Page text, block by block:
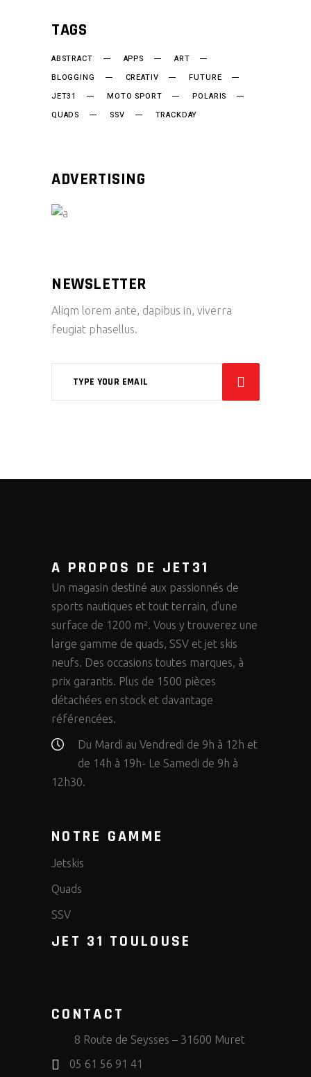
TAGS
ABSTRACT APPS
ART
BLOGGING
CREATIV
FUTURE
JET31
MOTO SPORT
POLARIS
QUADS
SSV TRACKDAY
ADVERTISING
NEWSLETTER
Aliqm lorem ante, dapibus in, viverra
feugiat phasellus.
A PROPOS DE JET31
Un magasin destiné aux passionnés de
sports nautiques et tout terrain, d’une
surface de 1200 m². Vous y trouverez une
large gamme de quads, SSV et jet skis
neufs. Des occasions toutes marques, à
prix garantis. Plus de 1500 pièces
détachées en stock et davantage
référencées.
Du Mardi au Vendredi de 9h à 12h et
de 14h à 19h- Le Samedi de 9h à
12h30.
NOTRE GAMME
Jetskis
Quads
SSV
JET 31 TOULOUSE
CONTACT
8 Route de Seysses – 31600 Muret
05 61 56 91 41